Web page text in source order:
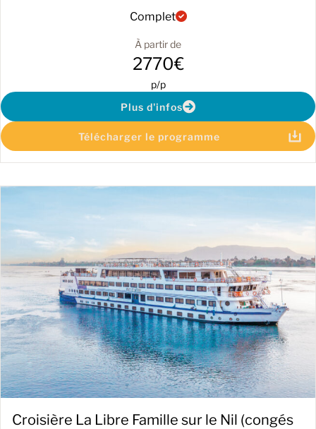
Complet
À partir de
2770€
p/p
Plus d'infos
Télécharger le programme
Croisière La Libre Famille sur le Nil (congés